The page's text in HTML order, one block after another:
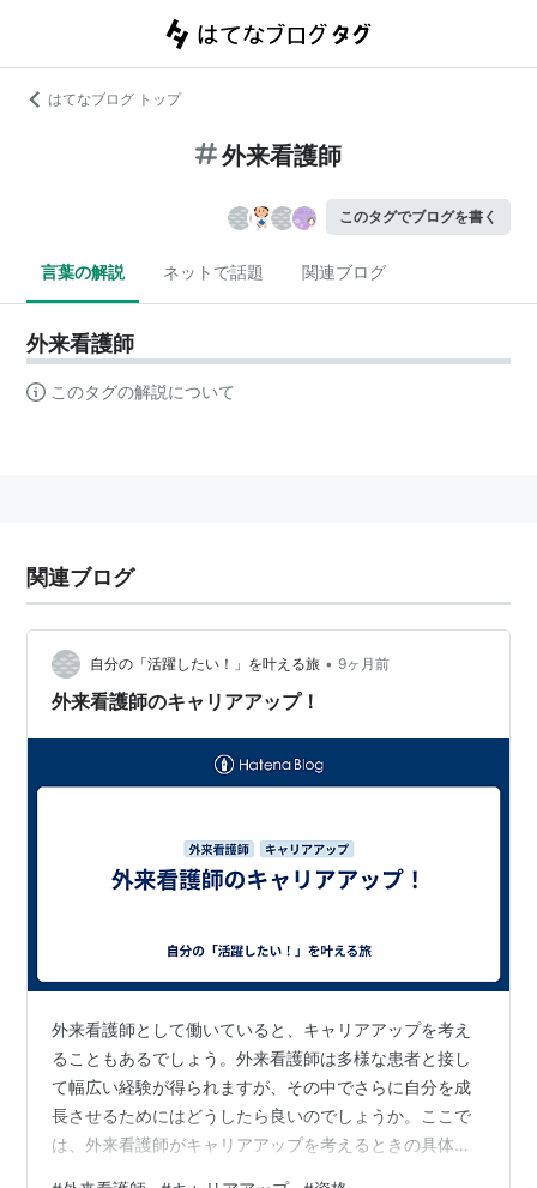
はてなブログ トップ
外来看護師
このタグでブログを書く
言葉の解説 ネットで話題 関連ブログ
外来看護師
このタグの解説について
関連ブログ
自分の「活躍したい！」を叶える旅 • 9ヶ月前
外来看護師のキャリアアップ！
外来看護師として働いていると、キャリアアップを考え
ることもあるでしょう。外来看護師は多様な患者と接し
て幅広い経験が得られますが、その中でさらに自分を成
長させるためにはどうしたら良いのでしょうか。ここで
は、外来看護師がキャリアアップを考えるときの具体策